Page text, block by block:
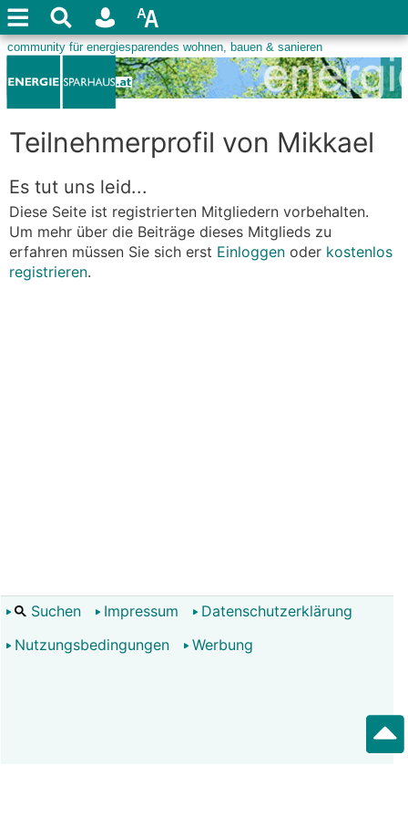
Teilnehmerprofil von Mikkael
Es tut uns leid...
Diese Seite ist registrierten Mitgliedern vorbehalten.
Um mehr über die Beiträge dieses Mitglieds zu
erfahren müssen Sie sich erst Einloggen oder kostenlos
registrieren.
Suchen Impressum
Datenschutzerklärung
Nutzungsbedingungen
Werbung